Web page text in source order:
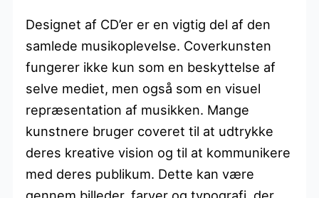
Designet af CD’er er en vigtig del af den
samlede musikoplevelse. Coverkunsten
fungerer ikke kun som en beskyttelse af
selve mediet, men også som en visuel
repræsentation af musikken. Mange
kunstnere bruger coveret til at udtrykke
deres kreative vision og til at kommunikere
med deres publikum. Dette kan være